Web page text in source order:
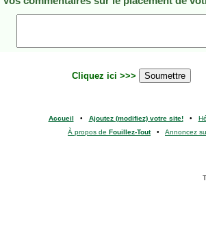
Cliquez ici >>>
Accueil • Ajoutez (modifiez) votre site!•
À propos de Fouillez-Tout• Annoncez